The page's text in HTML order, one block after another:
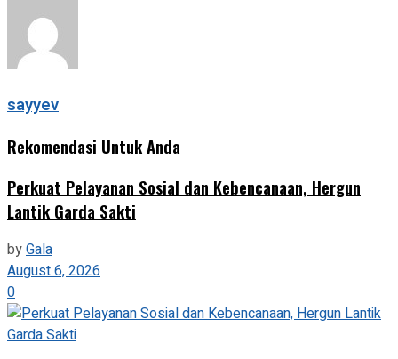
sayyev
Rekomendasi Untuk Anda
Perkuat Pelayanan Sosial dan Kebencanaan, Hergun
Lantik Garda Sakti
byGala
August 6, 2026
0